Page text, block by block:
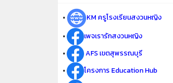
•
KM ครูโรงเรียนสงวนหญิง
•
เพจเรารักสงวนหญิง
•
AFS เขตสุพรรณบุรี
•
โครงการ Education Hub